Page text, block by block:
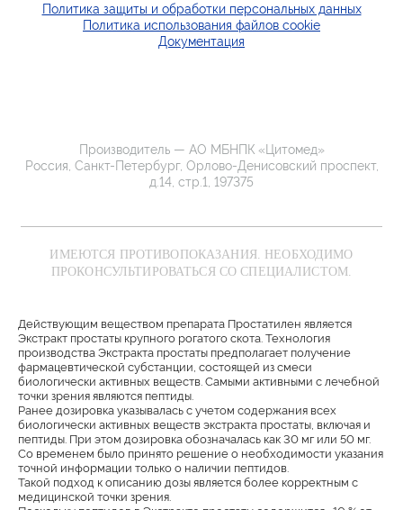
Политика защиты и обработки персональных данных
Политика использования файлов cookie
Документация
Производитель — АО МБНПК «Цитомед»
Россия, Санкт-Петербург, Орлово-Денисовский проспект,
д.14, стр.1, 197375
ИМЕЮТСЯ ПРОТИВОПОКАЗАНИЯ. НЕОБХОДИМО
ПРОКОНСУЛЬТИРОВАТЬСЯ СО СПЕЦИАЛИСТОМ.
Действующим веществом препарата Простатилен является
Экстракт простаты крупного рогатого скота. Технология
производства Экстракта простаты предполагает получение
фармацевтической субстанции, состоящей из смеси
биологически активных веществ. Самыми активными с лечебной
точки зрения являются пептиды.
Ранее дозировка указывалась с учетом содержания всех
биологически активных веществ экстракта простаты, включая и
пептиды. При этом дозировка обозначалась как 30 мг или 50 мг.
Со временем было принято решение о необходимости указания
точной информации только о наличии пептидов.
Такой подход к описанию дозы является более корректным с
медицинской точки зрения.